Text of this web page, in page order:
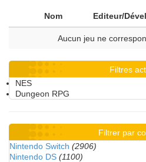
Nom Editeur/
Aucun jeu ne
Filtres
NES
Dungeon RPG
Filtrer par
Nintendo Switch (2906)
Nintendo DS (1100)